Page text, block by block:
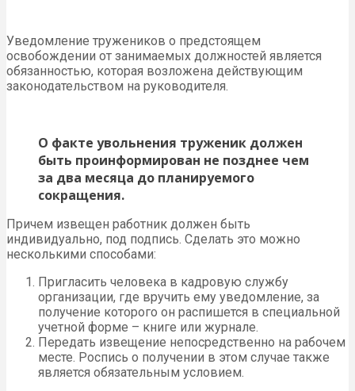
Уведомление тружеников о предстоящем
освобождении от занимаемых должностей является
обязанностью, которая возложена действующим
законодательством на руководителя.
О факте увольнения труженик должен
быть проинформирован не позднее чем
за два месяца до планируемого
сокращения.
Причем извещен работник должен быть
индивидуально, под подпись. Сделать это можно
несколькими способами:
Пригласить человека в кадровую службу
организации, где вручить ему уведомление, за
получение которого он распишется в специальной
учетной форме – книге или журнале.
Передать извещение непосредственно на рабочем
месте. Роспись о получении в этом случае также
является обязательным условием.